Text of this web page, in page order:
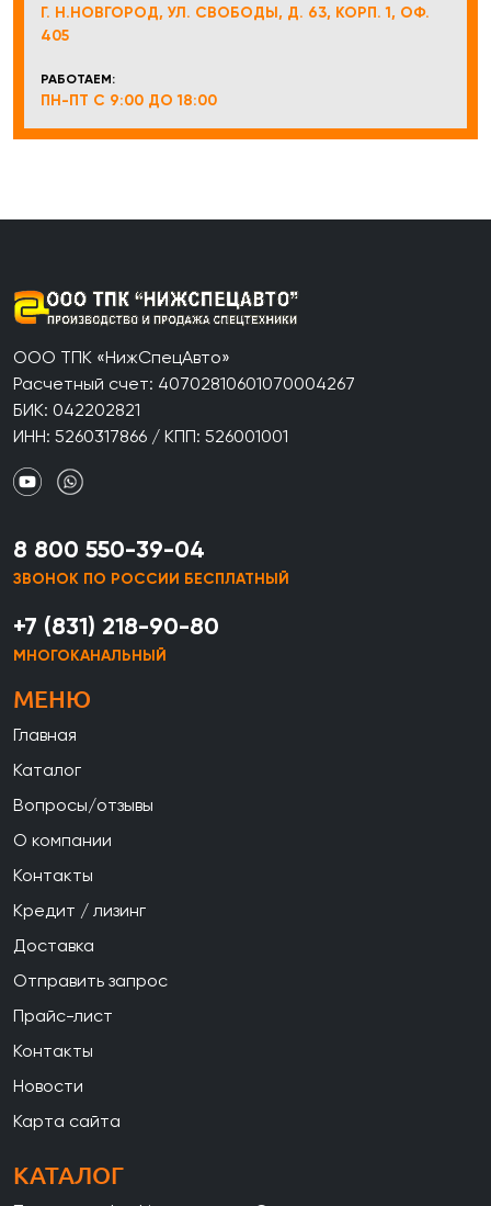
Г. Н.НОВГОРОД, УЛ. СВОБОДЫ, Д. 63, КОРП. 1, ОФ.
405
РАБОТАЕМ:
ПН-ПТ С 9:00 ДО 18:00
ООО ТПК «НижСпецАвто»
Расчетный счет: 40702810601070004267
БИК: 042202821
ИНН: 5260317866 / КПП: 526001001
8 800 550-39-04
ЗВОНОК ПО РОССИИ БЕСПЛАТНЫЙ
+7 (831) 218-90-80
МНОГОКАНАЛЬНЫЙ
МЕНЮ
Главная
Каталог
Вопросы/отзывы
О компании
Контакты
Кредит / лизинг
Доставка
Отправить запрос
Прайс-лист
Контакты
Новости
Карта сайта
КАТАЛОГ